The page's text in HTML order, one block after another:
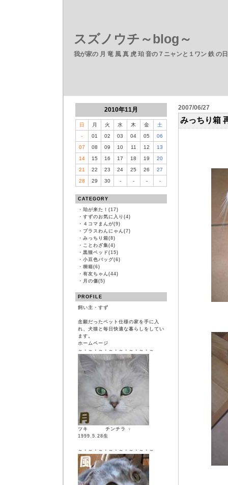
スズノウチ～blog～
我が家の 月 竜 風 真 虎 珀 音の７ニャンと１ワン 鉄 の
2010年11月
日 月 火 水 木 金
土
-
01 02 03 04 05
06
07
08 09 10 11 12
13
14
15 16 17 18 19
20
21
22 23 24 25 26
27
28
29 30 - - - -
CATEGORY
・ 珀が来た！(17)
・ すずのお気に入り(4)
・ ４コマまんが(9)
・ プラスわんにゃん(7)
・ みっちり箱(8)
・ ことわざ集(4)
・ 黒猫ベッド(15)
・ 小豆色バッグ(6)
・ 桐箱(6)
・ 有友ちゃん(44)
・ 月の傷(5)
PROFILE
飼い主・すず
念願だったペット仕様の家を手に入
れ、犬猫と毎日快適な暮らしをしてい
ます。
ホームページ
～・～・～・～・～・～・～・～
ツキ チンチラ ♀
1999.5.28生
～・～・～・～・～・～・～・～
2007/06/27
みっちり箱